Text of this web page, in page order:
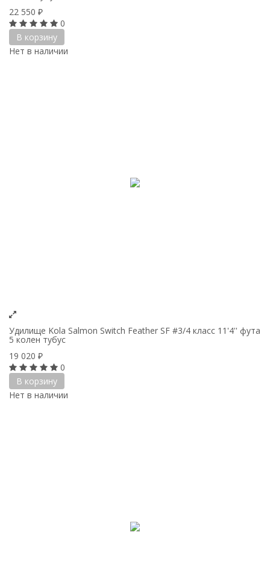
22 550 ₽
0
В корзину
Нет в наличии
Удилище Kola Salmon Switch Feather SF #3/4 класс 11'4'' фута
5 колен тубус
19 020 ₽
0
В корзину
Нет в наличии